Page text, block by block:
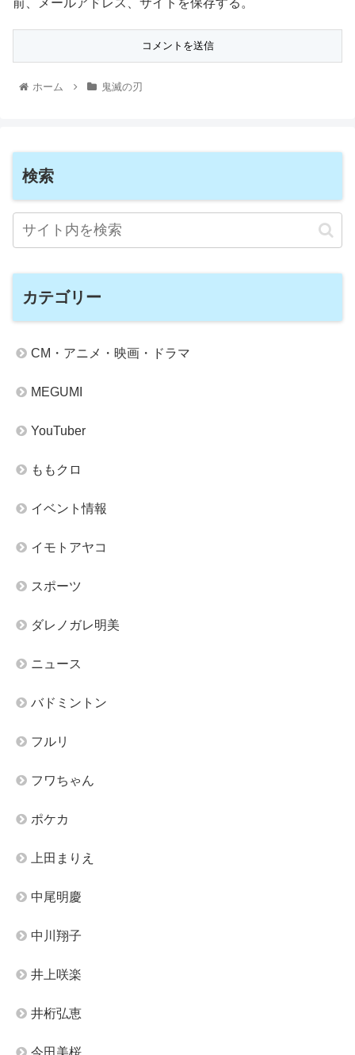
ホーム 鬼滅の刃
検索
カテゴリー
CM・アニメ・映画・ドラマ
MEGUMI
YouTuber
ももクロ
イベント情報
イモトアヤコ
スポーツ
ダレノガレ明美
ニュース
バドミントン
フルリ
フワちゃん
ポケカ
上田まりえ
中尾明慶
中川翔子
井上咲楽
井桁弘恵
今田美桜